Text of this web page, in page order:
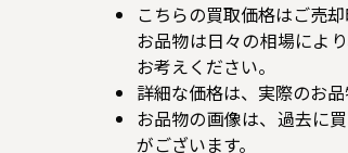
こちらの買取価格はご売却
お品物は日々の相場によ
お考えください。
詳細な価格は、実際のお
お品物の画像は、過去に
がございます。